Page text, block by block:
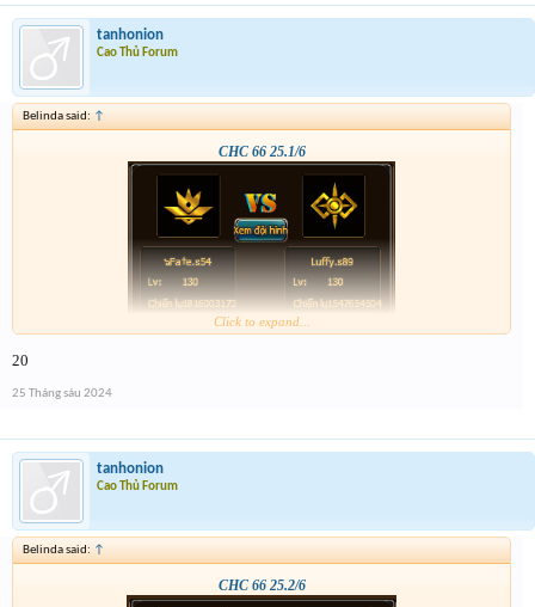
tanhonion
Cao Thủ Forum
Belinda said: ↑
CHC 66 25.1/6
Click to expand...
20
25 Tháng sáu 2024
tanhonion
Cao Thủ Forum
Belinda said: ↑
CHC 66 25.2/6